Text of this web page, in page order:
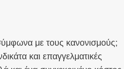
με τους κανονισμούς;
και επαγγελματικές